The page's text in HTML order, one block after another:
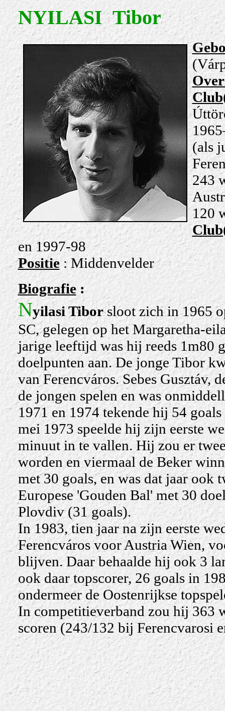
NYILASI Tibor
(als
243
120
en 1997-98
Positie : Middenvelder
Biografie:
Nyilasi Tiborsloot zich in 1965
SC, gelegen op het Margaretha-
jarige leeftijd was hij reeds 1m80
doelpunten aan. De jonge Tibor
van Ferencváros. Sebes Gusztáv,
de jongen spelen en was
1971 en 1974 tekende hij 54
mei 1973 speelde hij zijn eerste
minuut in te vallen. Hij zou er
worden en viermaal de Beker
met 30 goals, en was dat jaar ook
Europese 'Gouden Bal' met 30
Plovdiv (31 goals).
In 1983, tien jaar na zijn eerste
Ferencváros voor Austria Wien,
blijven. Daar behaalde hij ook 3
ook daar topscorer, 26 goals in
ondermeer de Oostenrijkse
In competitieverband zou hij 363
scoren (243/132 bij Ferencvarosi